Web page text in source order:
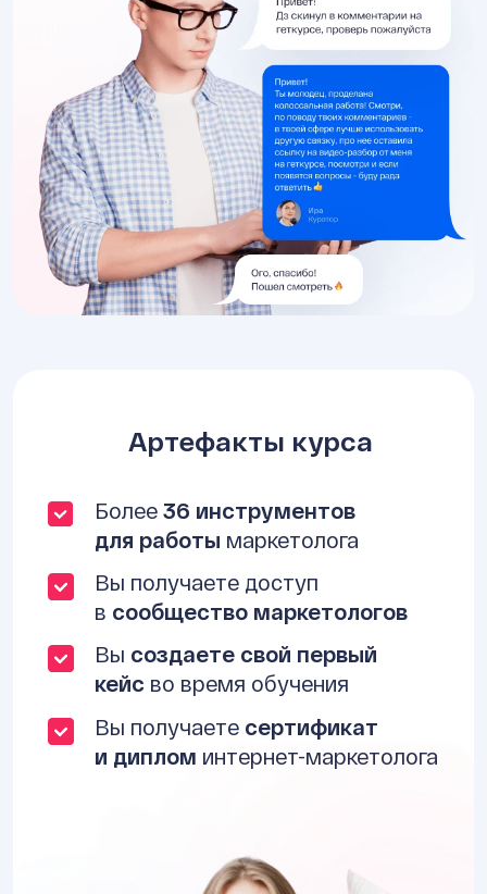
Артефакты курса
Более36 инструментов
для работы маркетолога
Вы получаете доступ
в сообщество маркетологов
Вы создаете свой первый
кейс во время обучения
Вы получаете сертификат
и диплом интернет-маркетолога